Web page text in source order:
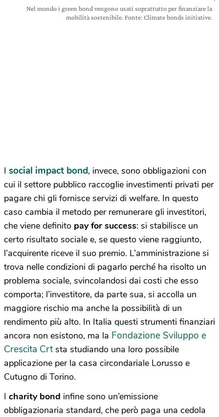
Nel mondo i green bond vengono usati soprattutto per finanziare la
mobilità sostenibile. Fonte: Climate bonds initiative.
I social impact bond, invece, sono obbligazioni con
cui il settore pubblico raccoglie investimenti privati per
pagare chi gli fornisce servizi di welfare. In questo
caso cambia il metodo per remunerare gli investitori,
che viene definito pay for success: si stabilisce un
certo risultato sociale e, se questo viene raggiunto,
l’acquirente riceve il suo premio. L’amministrazione si
trova nelle condizioni di pagarlo perché ha risolto un
problema sociale, svincolandosi dai costi che esso
comporta; l’investitore, da parte sua, si accolla un
maggiore rischio ma anche la possibilità di un
rendimento più alto. In Italia questi strumenti finanziari
ancora non esistono, ma la Fondazione Sviluppo e
Crescita Crtsta studiando una loro possibile
applicazione per la casa circondariale Lorusso e
Cutugno di Torino.
I charity bond infine sono un’emissione
obbligazionaria standard, che però paga una cedola